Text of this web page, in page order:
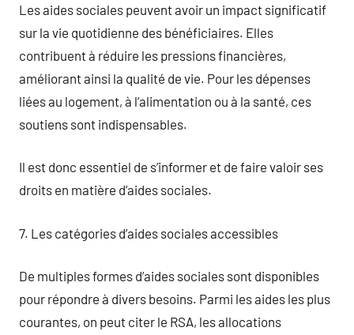
Les aides sociales peuvent avoir un impact significatif
sur la vie quotidienne des bénéficiaires. Elles
contribuent à réduire les pressions financières,
améliorant ainsi la qualité de vie. Pour les dépenses
liées au logement, à l’alimentation ou à la santé, ces
soutiens sont indispensables.
Il est donc essentiel de s’informer et de faire valoir ses
droits en matière d’aides sociales.
7. Les catégories d’aides sociales accessibles
De multiples formes d’aides sociales sont disponibles
pour répondre à divers besoins. Parmi les aides les plus
courantes, on peut citer le RSA, les allocations